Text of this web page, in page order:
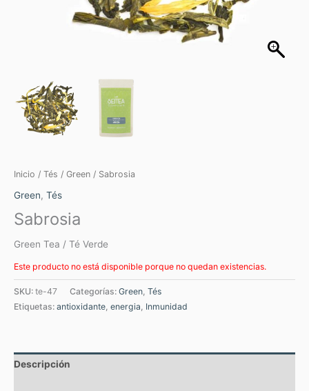
Inicio / Tés / Green / Sabrosia
Green, Tés
Sabrosia
Green Tea / Té Verde
Este producto no está disponible porque no quedan existencias.
SKU: te-47 Categorías: Green, Tés
Etiquetas: antioxidante, energia, Inmunidad
Descripción